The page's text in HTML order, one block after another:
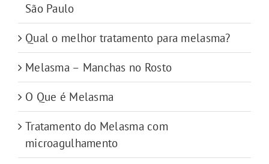
São Paulo
Qual o melhor tratamento para melasma?
Melasma – Manchas no Rosto
O Que é Melasma
Tratamento do Melasma com
microagulhamento